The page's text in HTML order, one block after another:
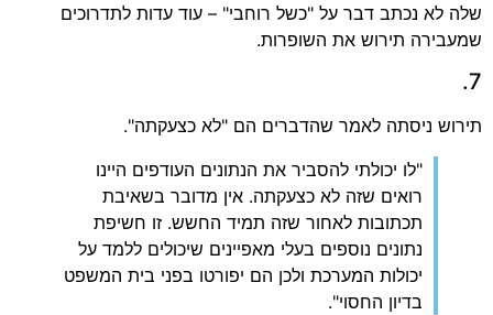
שלה לא נכתב דבר על "כשל רוחבי" – עוד עדות לתדרוכים
שמעבירה תירוש את השופרות.
7.
תירוש ניסתה לאמר שהדברים הם "לא כצעקתה".
"לו יכולתי להסביר את הנתונים העודפים היינו
רואים שזה לא כצעקתה. אין מדובר בשאיבת
תכתובות לאחור שזה תמיד החשש. זו חשיפת
נתונים נוספים בעלי מאפיינים שיכולים ללמד על
יכולות המערכת ולכן הם יפורטו בפני בית המשפט
בדיון החסוי".